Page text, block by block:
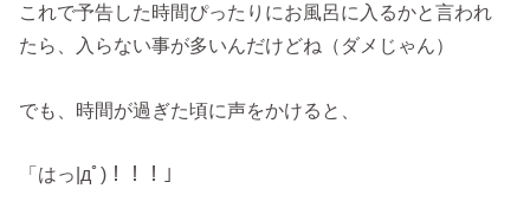
これで予告した時間ぴったりにお風呂に入るかと言われ
たら、入らない事が多いんだけどね（ダメじゃん）
でも、時間が過ぎた頃に声をかけると、
「はっ|дﾟ)！！！」